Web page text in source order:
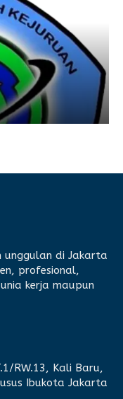
unggulan di Jakarta
profesional,
kerja maupun
RW.13, Kali Baru,
Ibukota Jakarta